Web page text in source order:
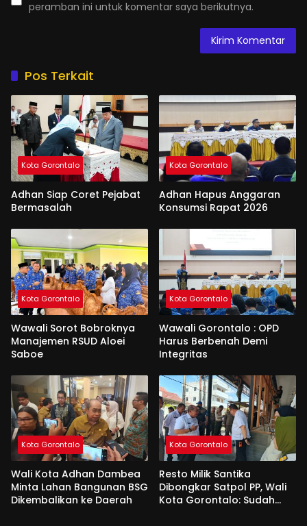
peramban ini untuk komentar saya berikutnya.
Pos Terkait
Kota Gorontalo
Adhan Siap Coret Pejabat
Bermasalah
Kota Gorontalo
Adhan Hapus Anggaran
Konsumsi Rapat 2026
Kota Gorontalo
Wawali Sorot Bobroknya
Manajemen RSUD Aloei
Saboe
Kota Gorontalo
Wawali Gorontalo : OPD
Harus Berbenah Demi
Integritas
Kota Gorontalo
Wali Kota Adhan Dambea
Minta Lahan Bangunan BSG
Dikembalikan ke Daerah
Kota Gorontalo
Resto Milik Santika
Dibongkar Satpol PP, Wali
Kota Gorontalo: Sudah